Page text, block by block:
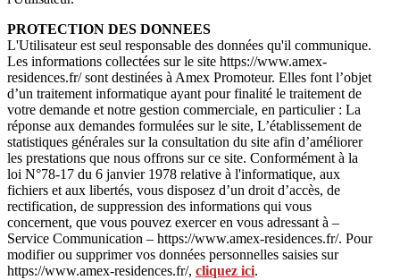
PROTECTION DES DONNEES
L'Utilisateur est seul responsable des données qu'il communique.
Les informations collectées sur le site https://www.amex-
residences.fr/ sont destinées à Amex Promoteur. Elles font l’objet
d’un traitement informatique ayant pour finalité le traitement de
votre demande et notre gestion commerciale, en particulier : La
réponse aux demandes formulées sur le site, L’établissement de
statistiques générales sur la consultation du site afin d’améliorer
les prestations que nous offrons sur ce site. Conformément à la
loi N°78-17 du 6 janvier 1978 relative à l'informatique, aux
fichiers et aux libertés, vous disposez d’un droit d’accès, de
rectification, de suppression des informations qui vous
concernent, que vous pouvez exercer en vous adressant à –
Service Communication – https://www.amex-residences.fr/. Pour
modifier ou supprimer vos données personnelles saisies sur
https://www.amex-residences.fr/, cliquez ici.